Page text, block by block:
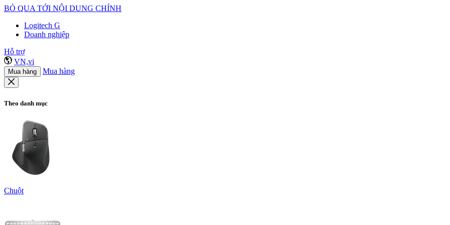
BỎ QUA TỚI NỘI DUNG CHÍNH
Logitech G
Doanh nghiệp
Hỗ trợ
VN,vi
Mua hàng Mua hàng
Theo danh mục
Chuột